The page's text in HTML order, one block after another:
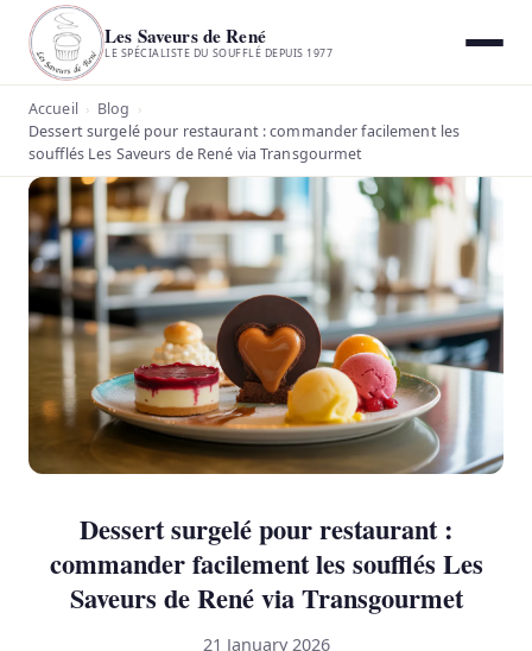
Les Saveurs de René
LE SPÉCIALISTE DU SOUFFLÉ DEPUIS 1977
Accueil › Blog ›
Dessert surgelé pour restaurant : commander facilement les
soufflés Les Saveurs de René via Transgourmet
Dessert surgelé pour restaurant :
commander facilement les soufflés Les
Saveurs de René via Transgourmet
21 January 2026